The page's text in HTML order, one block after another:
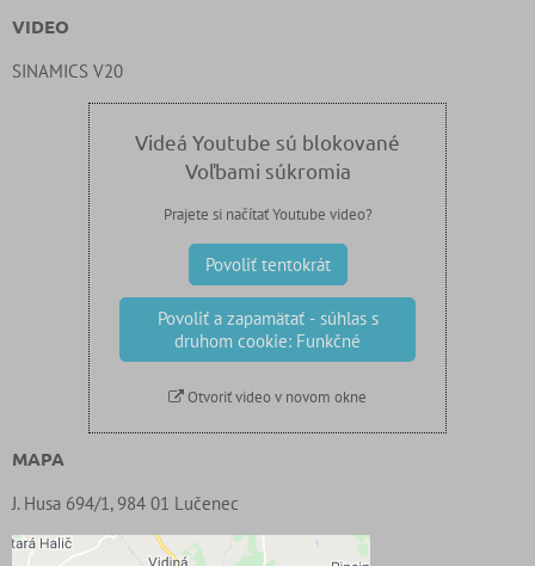
VIDEO
SINAMICS V20
Videá Youtube sú blokované
Voľbami súkromia
Prajete si načítať Youtube video?
Povoliť tentokrát
Povoliť a zapamätať - súhlas s
druhom cookie: Funkčné
Otvoriť video v novom okne
MAPA
J. Husa 694/1, 984 01 Lučenec